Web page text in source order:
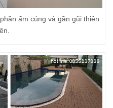
ấm cúng và gần gũi thiên